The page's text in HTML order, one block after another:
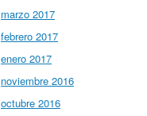
marzo 2017
febrero 2017
enero 2017
noviembre 2016
octubre 2016